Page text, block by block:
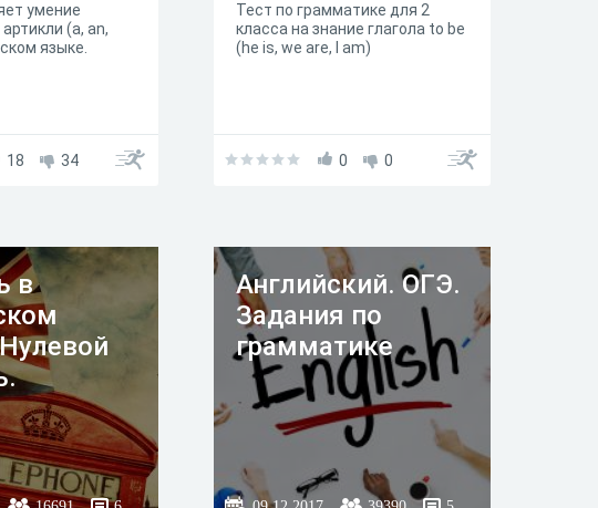
умение
(a, an,
языке.
18 34
Тест по грамматике для 2
класса на знание глагола to be
(he is, we are, I am)
0 0
в
16691 6
Английский. ОГЭ.
Задания по
грамматике
09.12.2017 39390 5